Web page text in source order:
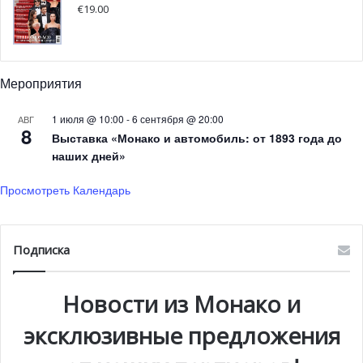
Музыкальная экскурсия — органы Монако
€19.00
Мероприятия
АВГ
8
1 июля @ 10:00 -6 сентября @ 20:00
Выставка «Монако и автомобиль: от 1893 года до
наших дней»
Просмотреть Календарь
Подписка
Новости из Монако и
эксклюзивные предложения